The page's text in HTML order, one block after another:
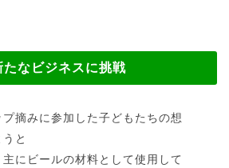
なビジネスに挑戦
摘みに参加した子どもたちの想
と
主にビールの材料として使用して